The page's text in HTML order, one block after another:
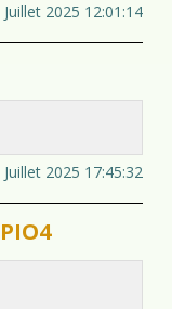
Juillet 2025 12:01:14
Juillet 2025 17:45:32